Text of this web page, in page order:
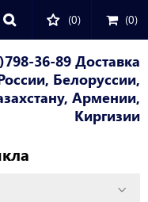
(0) (0)
36-89 Доставка
Белоруссии,
Армении,
Киргизии